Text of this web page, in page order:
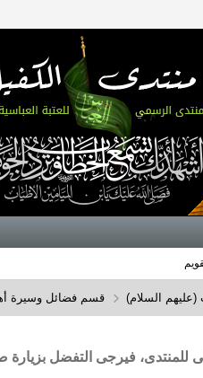
السلام) قسم فضائل وسيرة
للمنتدى، فيرجى التفضل